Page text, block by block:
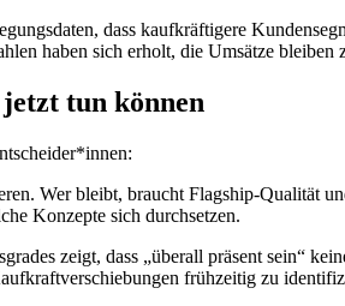
dass kaufkräftigere
haben sich erholt, die Umsätze
tun können
Wer bleibt, braucht Flagship-Qualität
Konzepte sich durchsetzen.
zeigt, dass „überall präsent sein“
frühzeitig zu